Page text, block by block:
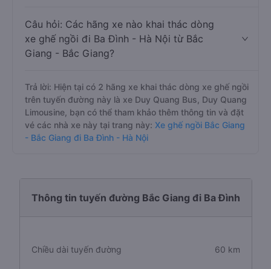
Câu hỏi: Các hãng xe nào khai thác dòng
xe ghế ngồi đi Ba Đình - Hà Nội từ Bắc
Giang - Bắc Giang?
Trả lời: Hiện tại có 2 hãng xe khai thác dòng xe ghế ngồi
trên tuyến đường này là xe Duy Quang Bus, Duy Quang
Limousine, bạn có thể tham khảo thêm thông tin và đặt
vé các nhà xe này tại trang này: Xe ghế ngồi Bắc Giang
- Bắc Giang đi Ba Đình - Hà Nội
Thông tin tuyến đường Bắc Giang đi Ba Đình
Chiều dài tuyến đường 60 km